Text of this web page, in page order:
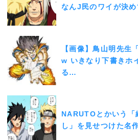
なんJ民のワイが決
【画像】鳥山明先生
w いきなり下書きホ
る…
NARUTOとかいう「
し」を見せつけた名